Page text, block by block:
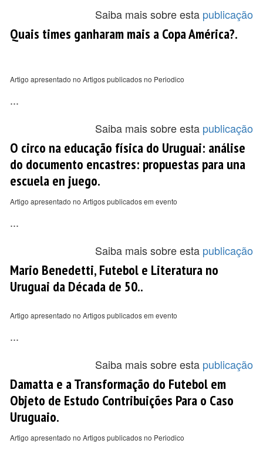
Saiba mais sobre esta publicação
Quais times ganharam mais a Copa América?.
Artigo apresentado no Artigos publicados no Periodico
...
Saiba mais sobre esta publicação
O circo na educação física do Uruguai: análise
do documento encastres: propuestas para una
escuela en juego.
Artigo apresentado no Artigos publicados em evento
...
Saiba mais sobre esta publicação
Mario Benedetti, Futebol e Literatura no
Uruguai da Década de 50..
Artigo apresentado no Artigos publicados em evento
...
Saiba mais sobre esta publicação
Damatta e a Transformação do Futebol em
Objeto de Estudo Contribuições Para o Caso
Uruguaio.
Artigo apresentado no Artigos publicados no Periodico